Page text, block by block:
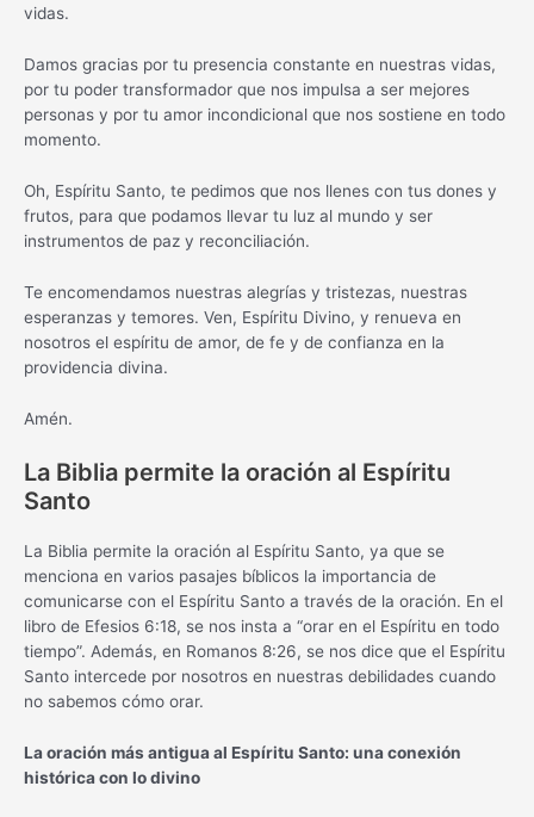
vidas.
Damos gracias por tu presencia constante en nuestras vidas,
por tu poder transformador que nos impulsa a ser mejores
personas y por tu amor incondicional que nos sostiene en todo
momento.
Oh, Espíritu Santo, te pedimos que nos llenes con tus dones y
frutos, para que podamos llevar tu luz al mundo y ser
instrumentos de paz y reconciliación.
Te encomendamos nuestras alegrías y tristezas, nuestras
esperanzas y temores. Ven, Espíritu Divino, y renueva en
nosotros el espíritu de amor, de fe y de confianza en la
providencia divina.
Amén.
La Biblia permite la oración al Espíritu
Santo
La Biblia permite la oración al Espíritu Santo, ya que se
menciona en varios pasajes bíblicos la importancia de
comunicarse con el Espíritu Santo a través de la oración. En el
libro de Efesios 6:18, se nos insta a “orar en el Espíritu en todo
tiempo”. Además, en Romanos 8:26, se nos dice que el Espíritu
Santo intercede por nosotros en nuestras debilidades cuando
no sabemos cómo orar.
La oración más antigua al Espíritu Santo: una conexión
histórica con lo divino